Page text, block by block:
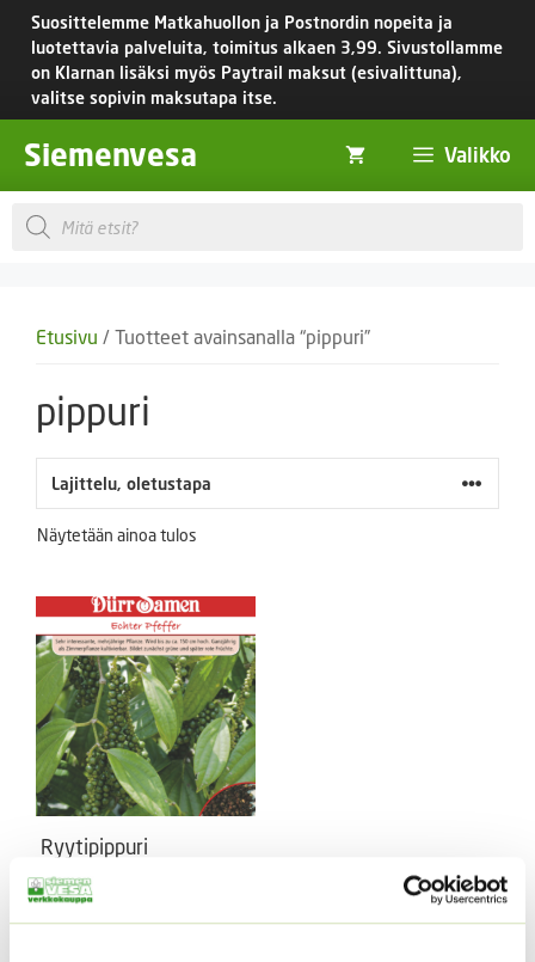
Siirry
sisältöön
Suosittelemme Matkahuollon ja Postnordin nopeita ja
luotettavia palveluita, toimitus alkaen 3,99. Sivustollamme
on Klarnan lisäksi myös Paytrail maksut (esivalittuna),
valitse sopivin maksutapa itse.
Siemenvesa Valikko
Products
search
Etusivu / Tuotteet avainsanalla “pippuri”
pippuri
Näytetään ainoa tulos
Ryytipippuri
Piper nigrum. Annoksessa n.
15 siementä.